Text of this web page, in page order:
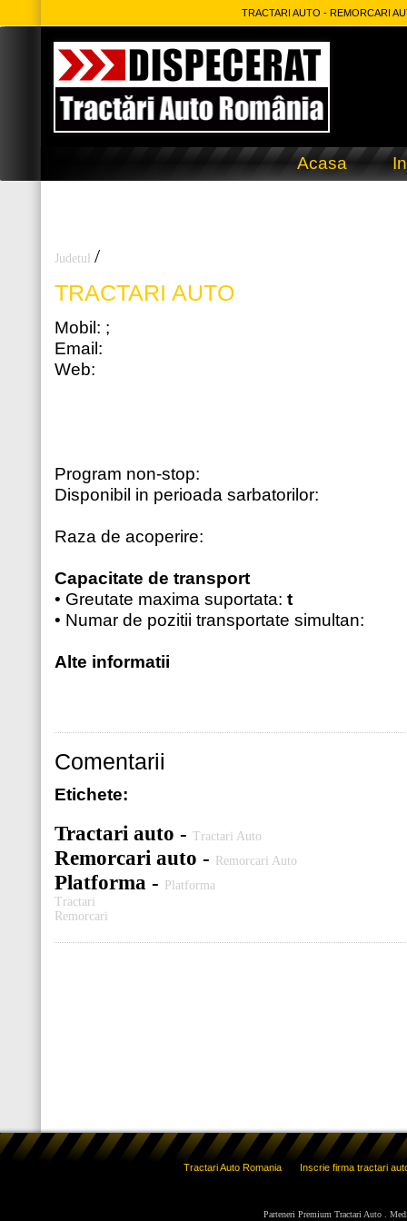
TRACTARI AUTO - REMORCARI
Acasa
Judetul /
TRACTARI AUTO
Mobil: ;
Email:
Web:
Program non-stop:
Disponibil in perioada sarbatorilor:
Raza de acoperire:
Capacitate de transport
• Greutate maxima suportata: t
• Numar de pozitii transportate simultan:
Alte informatii
Comentarii
Etichete:
Tractari auto - Tractari Auto
Remorcari auto - Remorcari Auto
Platforma -
Platforma
Tractari
Remorcari
Tractari Auto Romania Inscrie firma tractari
Parteneri Premium Tractari Auto